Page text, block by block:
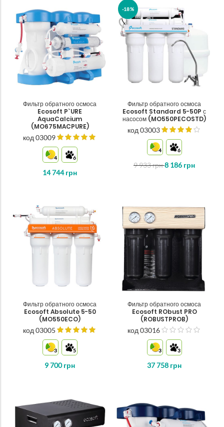
Фильтр обратного осмоса
Ecosoft P`URE
AquaCalcium
(MO675MACPURE)
код 03009
4 6
14 744грн
-18%
Фильтр обратного осмоса
Ecosoft Standard 5-50P с
насосом (MO550PECOSTD)
код 03003
4 6
9 933грн8 186 грн
Фильтр обратного осмоса
Ecosoft Absolute 5-50
(MO550ECO)
код 03005
3 5
9 700грн
Фильтр обратного осмоса
Ecosoft RObust PRO
(ROBUSTPROB)
код 03016
3 3
37 758 грн